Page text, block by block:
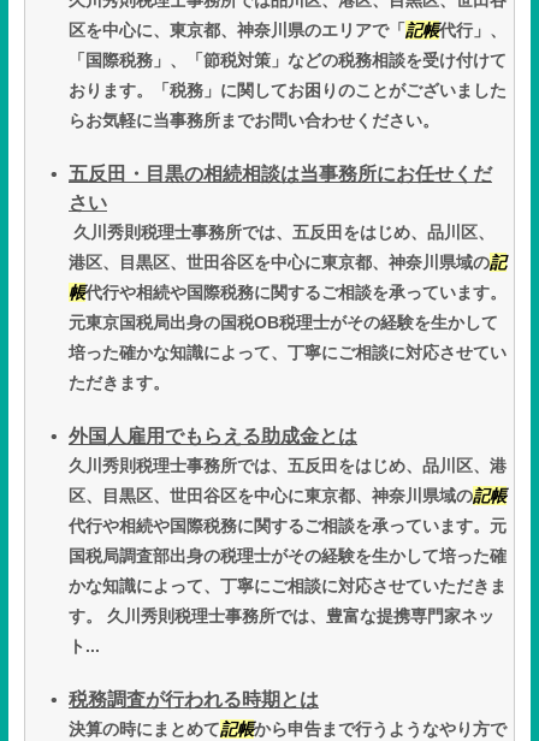
区を中心に、東京都、神奈川県のエリアで「 記帳代行」、
「国際税務」、「節税対策」などの税務相談を受け付けて
おります。「税務」に関してお困りのことがございました
らお気軽に当事務所までお問い合わせください。
五反田・目黒の相続相談は当事務所にお任せくだ
さい
久川秀則税理士事務所では、五反田をはじめ、品川区、
港区、目黒区、世田谷区を中心に東京都、神奈川県域の記
帳代行や相続や国際税務に関するご相談を承っています。
元東京国税局出身の国税OB税理士がその経験を生かして
培った確かな知識によって、丁寧にご相談に対応させてい
ただきます。
外国人雇用でもらえる助成金とは
久川秀則税理士事務所では、五反田をはじめ、品川区、港
区、目黒区、世田谷区を中心に東京都、神奈川県域の記帳
代行や相続や国際税務に関するご相談を承っています。元
国税局調査部出身の税理士がその経験を生かして培った確
かな知識によって、丁寧にご相談に対応させていただきま
す。 久川秀則税理士事務所では、豊富な提携専門家ネッ
ト...
税務調査が行われる時期とは
決算の時にまとめて記帳から申告まで行うようなやり方で